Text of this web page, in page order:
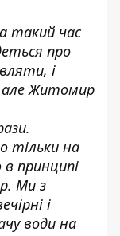
такий час
про
і
але Житомир
тільки на
принципі
Ми з
і
води на